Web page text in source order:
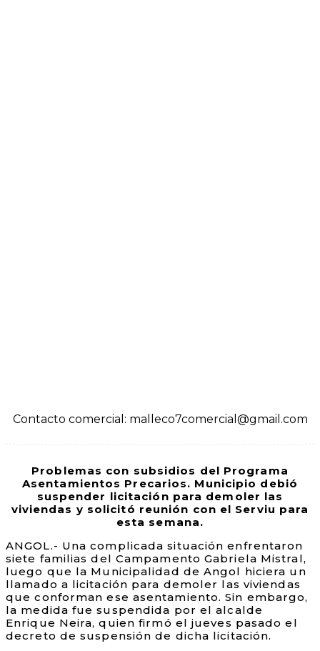
Contacto comercial: malleco7comercial@gmail.com
Problemas con subsidios del Programa
Asentamientos Precarios. Municipio debió
suspender licitación para demoler las
viviendas y solicitó reunión con el Serviu para
esta semana.
ANGOL.- Una complicada situación enfrentaron
siete familias del Campamento Gabriela Mistral,
luego que la Municipalidad de Angol hiciera un
llamado a licitación para demoler las viviendas
que conforman ese asentamiento. Sin embargo,
la medida fue suspendida por el alcalde
Enrique Neira, quien firmó el jueves pasado el
decreto de suspensión de dicha licitación.